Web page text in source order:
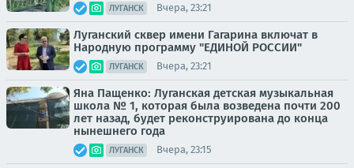
ЛУГАНСК Вчера, 23:21
Луганский сквер имени Гагарина включат в
Народную программу "ЕДИНОЙ РОССИИ"
ЛУГАНСК Вчера, 23:21
Яна Пащенко: Луганская детская музыкальная
школа № 1, которая была возведена почти 200
лет назад, будет реконструирована до конца
нынешнего года
ЛУГАНСК Вчера, 23:15